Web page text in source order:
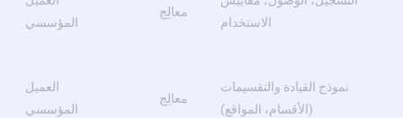
الاستخدام
معالِج
المؤسسي
نموذج القيادة والتقسيمات
(الأقسام، المواقع)
معالِج
العميل
المؤسسي